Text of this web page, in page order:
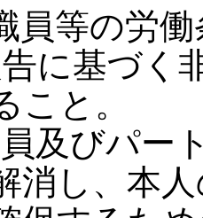
員等の労
に基づく
こと。
及びパー
消し、本